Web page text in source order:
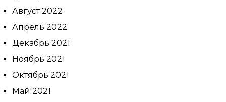
Август 2022
Апрель 2022
Декабрь 2021
Ноябрь 2021
Октябрь 2021
Май 2021